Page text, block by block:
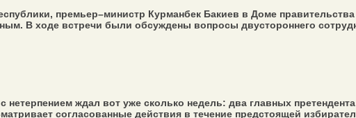
премьер–министр Курманбек Бакиев в Доме
В ходе встречи были обсуждены вопросы двустороннего
нетерпением ждал вот уже сколько недель: два главных
согласованные действия в течение предстоящей